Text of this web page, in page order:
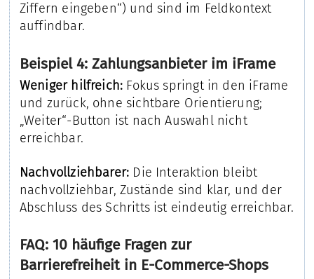
Ziffern eingeben“) und sind im Feldkontext
auffindbar.
Beispiel 4: Zahlungsanbieter im iFrame
Weniger hilfreich: Fokus springt in den iFrame
und zurück, ohne sichtbare Orientierung;
„Weiter“-Button ist nach Auswahl nicht
erreichbar.
Nachvollziehbarer: Die Interaktion bleibt
nachvollziehbar, Zustände sind klar, und der
Abschluss des Schritts ist eindeutig erreichbar.
FAQ: 10 häufige Fragen zur
Barrierefreiheit in E-Commerce-Shops